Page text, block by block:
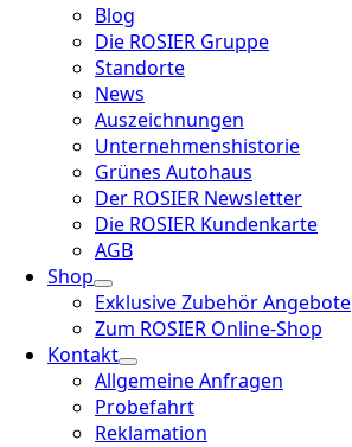
Blog
Die ROSIER Gruppe
Standorte
News
Auszeichnungen
Unternehmenshistorie
Grünes Autohaus
Der ROSIER Newsletter
Die ROSIER Kundenkarte
AGB
Shop
Exklusive Zubehör Angebote
Zum ROSIER Online-Shop
Kontakt
Allgemeine Anfragen
Probefahrt
Reklamation